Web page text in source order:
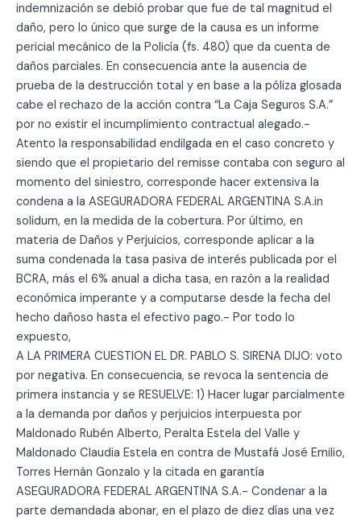
indemnización se debió probar que fue de tal magnitud el
daño, pero lo único que surge de la causa es un informe
pericial mecánico de la Policía (fs. 480) que da cuenta de
daños parciales. En consecuencia ante la ausencia de
prueba de la destrucción total y en base a la póliza glosada
cabe el rechazo de la acción contra “La Caja Seguros S.A.”
por no existir el incumplimiento contractual alegado.-
Atento la responsabilidad endilgada en el caso concreto y
siendo que el propietario del remisse contaba con seguro al
momento del siniestro, corresponde hacer extensiva la
condena a la ASEGURADORA FEDERAL ARGENTINA S.A.in
solidum, en la medida de la cobertura. Por último, en
materia de Daños y Perjuicios, corresponde aplicar a la
suma condenada la tasa pasiva de interés publicada por el
BCRA, más el 6% anual a dicha tasa, en razón a la realidad
económica imperante y a computarse desde la fecha del
hecho dañoso hasta el efectivo pago.- Por todo lo
expuesto,
A LA PRIMERA CUESTION EL DR. PABLO S. SIRENA DIJO: voto
por negativa. En consecuencia, se revoca la sentencia de
primera instancia y se RESUELVE: 1) Hacer lugar parcialmente
a la demanda por daños y perjuicios interpuesta por
Maldonado Rubén Alberto, Peralta Estela del Valle y
Maldonado Claudia Estela en contra de Mustafá José Emilio,
Torres Hernán Gonzalo y la citada en garantía
ASEGURADORA FEDERAL ARGENTINA S.A.- Condenar a la
parte demandada abonar, en el plazo de diez días una vez